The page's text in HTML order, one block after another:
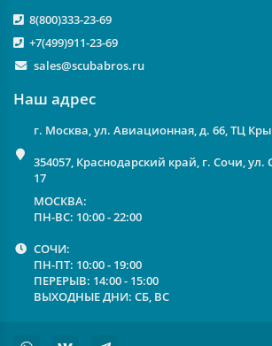
8(800)333-23-69
+7(499)911-23-69
sales@scubabros.ru
Наш адрес
г. Москва, ул. Авиационная, д. 66, ТЦ
354057, Краснодарский край, г. Сочи, ул.
17
МОСКВА:
ПН-ВС: 10:00 - 22:00
СОЧИ:
ПН-ПТ: 10:00 - 19:00
ПЕРЕРЫВ: 14:00 - 15:00
ВЫХОДНЫЕ ДНИ: СБ, ВС